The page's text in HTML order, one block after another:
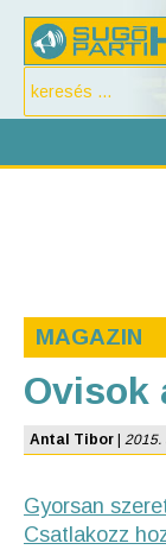
MAGAZIN
Ovisok
Antal Tibor 2015.
Gyorsan
Csatlakozz